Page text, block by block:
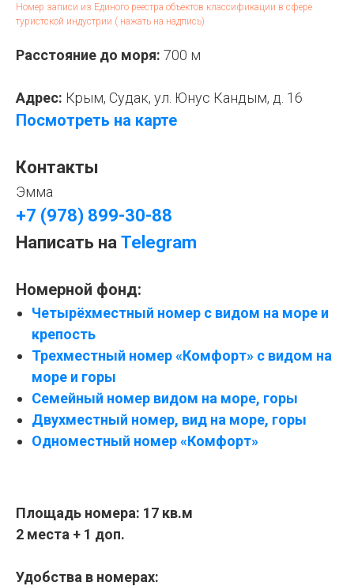
Номер записи из Единого реестра объектов классификации в сфере
туристской индустрии ( нажать на надпись)
Расстояние до моря: 700 м
Адрес: Крым, Судак, ул. Юнус Кандым, д. 16
Посмотреть на карте
Контакты
Эмма
+7 (978) 899-30-88
Написать на Telegram
Номерной фонд:
Четырёхместный номер с видом на море и
крепость
Трехместный номер «Комфорт» с видом на
море и горы
Семейный номер видом на море, горы
Двухместный номер, вид на море, горы
Одноместный номер «Комфорт»
Площадь номера: 17 кв.м
2 места + 1 доп.
Удобства в номерах: